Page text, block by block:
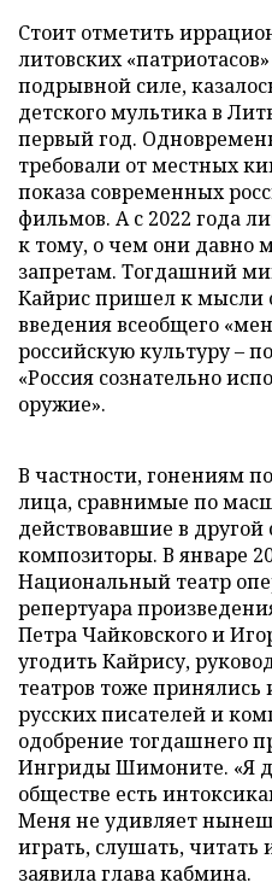
Стоит отметить
литовских
подрывной силе,
детского мультика в
первый год.
требовали от местных
показа современных
фильмов. А с 2022 года
к тому, о чем они давно
запретам. Тогдашний
Кайрис пришел к мысли
введения всеобщего
российскую культуру –
«Россия сознательно
оружие».
В частности, гонениям
лица, сравнимые по
действовавшие в другой
композиторы. В январе
Национальный театр
репертуара
Петра Чайковского и
угодить Кайрису,
театров тоже принялись
русских писателей и
одобрение тогдашнего
Ингриды Шимоните. «Я
обществе есть
Меня не удивляет
играть, слушать, читать
заявила глава кабмина.